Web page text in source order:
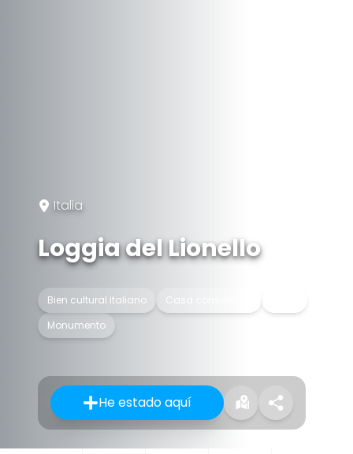
Italia
Loggia del Lionello
Bien cultural italiano Casa consistorial
Monumento
He estado aquí